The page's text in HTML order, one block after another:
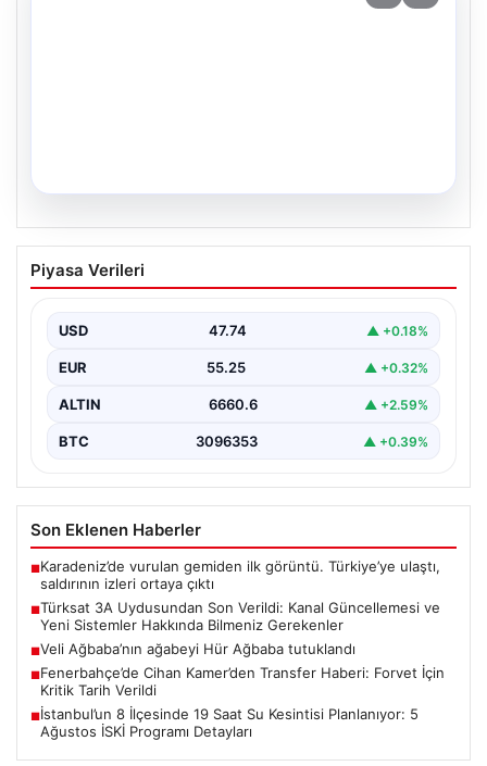
06.08.2026
Veli Ağbaba’nın ağabeyi Hür Ağbaba
tutuklandı
Piyasa Verileri
USD 47.74 ▲ +0.18%
EUR 55.25 ▲ +0.32%
ALTIN 6660.6 ▲ +2.59%
BTC 3096353 ▲ +0.39%
Son Eklenen Haberler
■Karadeniz’de vurulan gemiden ilk görüntü. Türkiye’ye ulaştı,
saldırının izleri ortaya çıktı
■Türksat 3A Uydusundan Son Verildi: Kanal Güncellemesi ve
Yeni Sistemler Hakkında Bilmeniz Gerekenler
■Veli Ağbaba’nın ağabeyi Hür Ağbaba tutuklandı
■Fenerbahçe’de Cihan Kamer’den Transfer Haberi: Forvet İçin
Kritik Tarih Verildi
■İstanbul’un 8 İlçesinde 19 Saat Su Kesintisi Planlanıyor: 5
Ağustos İSKİ Programı Detayları